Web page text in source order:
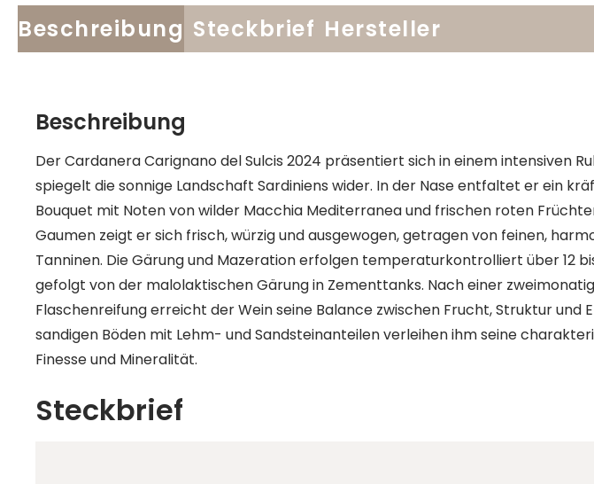
Beschreibung Steckbrief Hersteller
Beschreibung
Der Cardanera Carignano del Sulcis 2024 präsentiert sich in einem intensiven
spiegelt die sonnige Landschaft Sardiniens wider. In der Nase entfaltet er ein
Bouquet mit Noten von wilder Macchia Mediterranea und frischen roten
Gaumen zeigt er sich frisch, würzig und ausgewogen, getragen von feinen,
Tanninen. Die Gärung und Mazeration erfolgen temperaturkontrolliert über 12
gefolgt von der malolaktischen Gärung in Zementtanks. Nach einer
Flaschenreifung erreicht der Wein seine Balance zwischen Frucht, Struktur und
sandigen Böden mit Lehm- und Sandsteinanteilen verleihen ihm seine
Finesse und Mineralität.
Steckbrief